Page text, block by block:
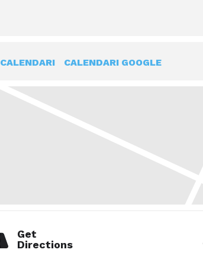
CALENDARI CALENDARI GOOGLE
Get
Directions